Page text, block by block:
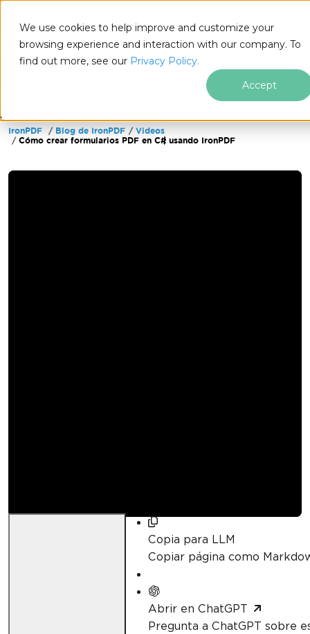
We use cookies to help improve and customize your
browsing experience and interaction with our company. To
find out more, see our Privacy Policy.
Accept
Saltar al pie de página
IronPDF Blog de IronPDF
Videos
Cómo crear formularios PDF en C# usando IronPDF
Copia para LLM
Copiar página como
Abrir en ChatGPT
Pregunta a ChatGPT sobre